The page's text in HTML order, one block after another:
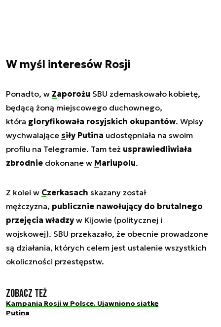
W myśl interesów Rosji
Ponadto, w Zaporożu SBU zdemaskowało kobietę,
będącą żoną miejscowego duchownego,
która gloryfikowała rosyjskich okupantów. Wpisy
wychwalające siły Putina udostępniała na swoim
profilu na Telegramie. Tam też usprawiedliwiała
zbrodnie dokonane w Mariupolu.
Z kolei w Czerkasach skazany został
mężczyzna, publicznie nawołujący do brutalnego
przejęcia władzyw Kijowie (politycznej i
wojskowej). SBU przekazało, że obecnie prowadzone
są działania, których celem jest ustalenie wszystkich
okoliczności przestępstw.
Zobacz też
Kampania Rosji w Polsce. Ujawniono siatkę
Putina